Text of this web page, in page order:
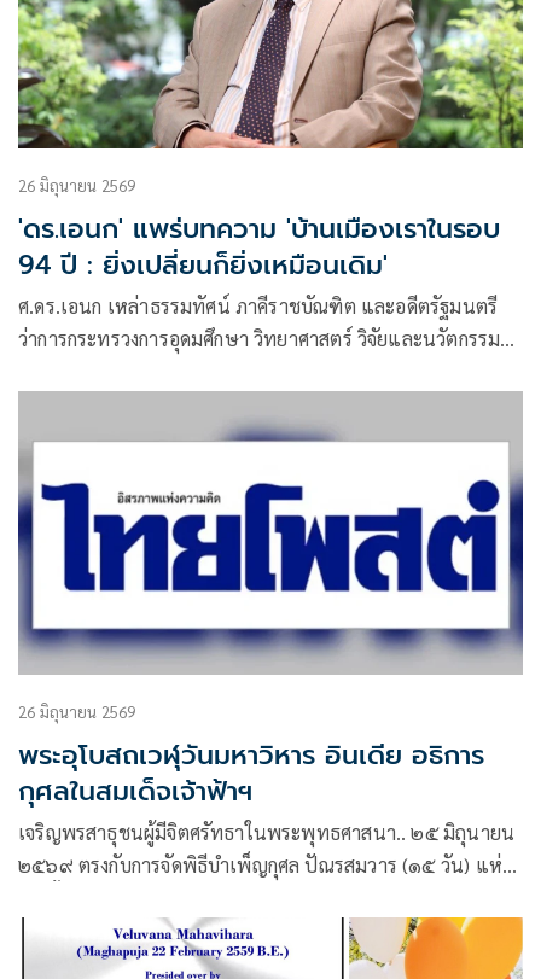
26 มิถุนายน 2569
'ดร.เอนก' แพร่บทความ 'บ้านเมืองเราในรอบ​
94 ปี : ยิ่งเปลี่ยนก็ยิ่งเหมือนเดิม'
ศ.ดร.เอนก เหล่าธรรมทัศน์ ภาคีราชบัณฑิต และอดีตรัฐมนตรี
ว่าการกระทรวงการอุดมศึกษา วิทยาศาสตร์ วิจัยและนวัตกรรม
26 มิถุนายน 2569
พระอุโบสถเวฬุวันมหาวิหาร อินเดีย อธิการ
กุศลในสมเด็จเจ้าฟ้าฯ
เจริญพรสาธุชนผู้มีจิตศรัทธาในพระพุทธศาสนา.. ๒๕ มิถุนายน
๒๕๖๙ ตรงกับการจัดพิธีบำเพ็ญกุศล ปัณรสมวาร (๑๕ วัน) แห่ง
ลูกเธอ เจ้าฟ้าพัชรกิติยาภา นเรนทิราเทพยวดี กรมหลวงราชสา
ริณีสิริพัชร มหาวัชรราชธิดา ส่วนราชการทุกจังหวัดทั่วประเทศ